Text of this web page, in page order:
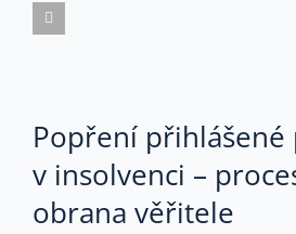
Popření přihlášené
v insolvenci –
obrana věřitele